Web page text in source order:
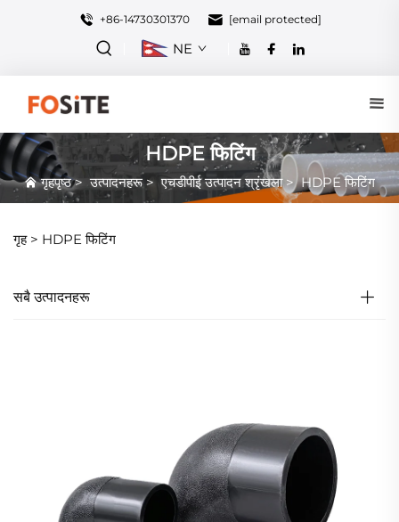
+86-14730301370 [email protected]
NE
HDPE फिटिंग
गृहपृष्ठ>उत्पादनहरू>एचडीपीई उत्पादन श्रृंखला>HDPE फिटिंग
गृह > HDPE फिटिंग
सबै उत्पादनहरू